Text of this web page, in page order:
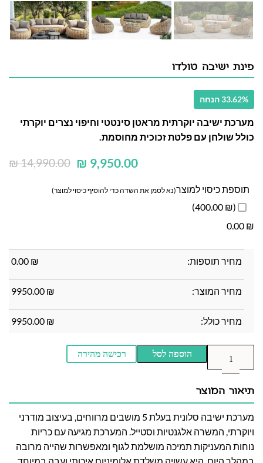
פינת ישיבה טולדו
33.62% הנחה
מערכת ישיבה יוקרתית מראטן סינטטי וחיפוי נצרים יוקרתי
כולל שולחן עם פלטת זכוכית מחוסמת.
₪14,990.00 ₪ 9,950.00
תוספת כיסוי למוצר(נא לסמן את השדה כדי להוסיף כיסוי למוצר)
(₪ 400.00)
₪
0.00
מחיר תוספות: ₪
0.00
מחיר המוצר: ₪
9950.00
מחיר כולל: ₪
9950.00
הוספה לסל רכישה מהירה
תיאור המוצר
מערכת ישיבה סלונית בעלת 5 מושבים מרווחים, בעיצוב מודרני
ויוקרתי, המשרה אלגנטיות וסטייל. המערכת מגיעה עם כריות
נוחות המעניקות תמיכה מושלמת לגוף ומאפשרות שהייה מרובה